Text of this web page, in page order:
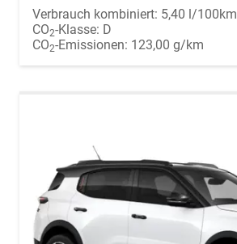
Verbrauch kombiniert: 5,40 l/100km
CO2-Klasse: D
CO2-Emissionen: 123,00 g/km